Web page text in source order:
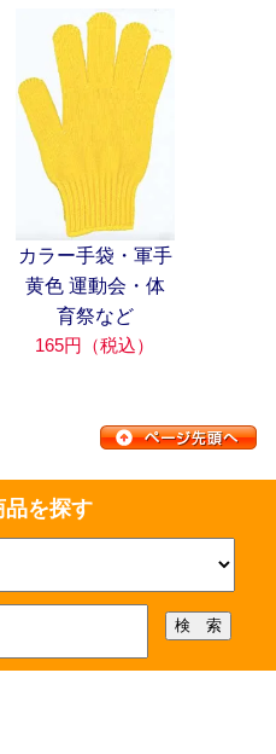
カラー手袋・軍手
黄色 運動会・体
育祭など
165円（税込）
品を探す